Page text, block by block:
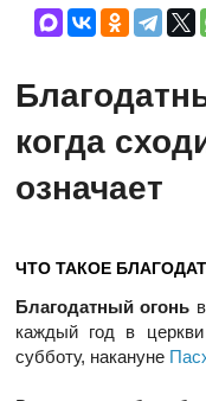
когда
означает
ЧТО ТАКОЕ
Благодатный огонь
каждый год в
субботу, накануне